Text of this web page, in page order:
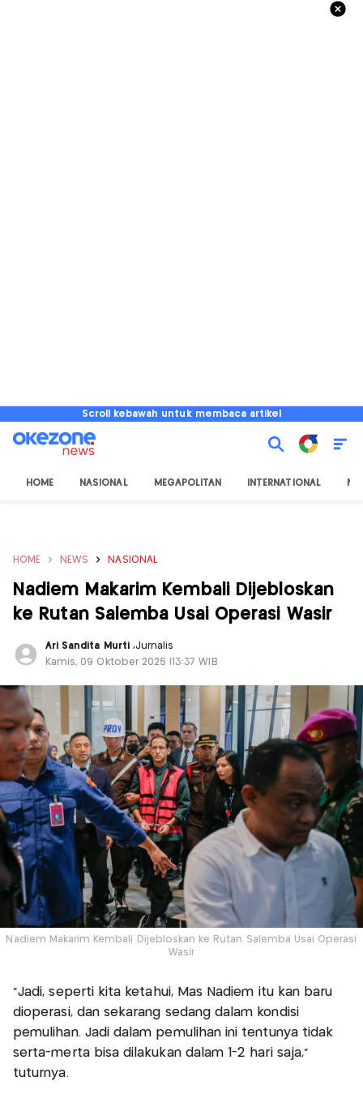
Scroll kebawah untuk membaca artikel
HOME NASIONAL MEGAPOLITAN INTERNATIONAL
HOME NEWS NASIONAL
Nadiem Makarim Kembali Dijebloskan
ke Rutan Salemba Usai Operasi Wasir
Ari Sandita Murti ,Jurnalis
Kamis, 09 Oktober 2025 |13:37 WIB
Nadiem Makarim Kembali Dijebloskan ke Rutan Salemba Usai Operasi
Wasir
"Jadi, seperti kita ketahui, Mas Nadiem itu kan baru
dioperasi, dan sekarang sedang dalam kondisi
pemulihan. Jadi dalam pemulihan ini tentunya tidak
serta-merta bisa dilakukan dalam 1-2 hari saja,"
tuturnya.